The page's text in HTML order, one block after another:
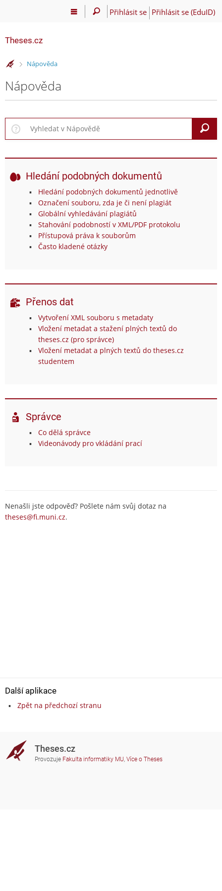
Přihlásit se Přihlásit se (EduID)
Theses.cz
>Nápověda
Nápověda
Hledání podobných dokumentů
Hledání podobných dokumentů jednotlivě
Označení souboru, zda je či není plagiát
Globální vyhledávání plagiátů
Stahování podobností v XML/PDF protokolu
Přístupová práva k souborům
Často kladené otázky
Přenos dat
Vytvoření XML souboru s metadaty
Vložení metadat a stažení plných textů do
theses.cz (pro správce)
Vložení metadat a plných textů do theses.cz
studentem
Správce
Co dělá správce
Videonávody pro vkládání prací
Nenašli jste odpověď? Pošlete nám svůj dotaz na
theses@fi.muni.cz.
Další aplikace
Zpět na předchozí stranu
Theses.cz
Provozuje Fakulta informatiky MU, Více o Theses